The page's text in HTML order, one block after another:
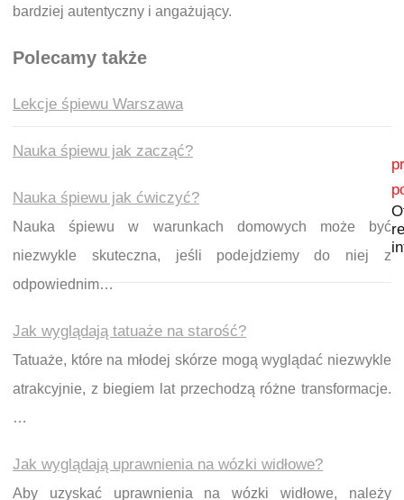
bardziej autentyczny i angażujący.
Polecamy także
Lekcje śpiewu Warszawa
Nauka śpiewu jak zacząć?
Nauka śpiewu jak ćwiczyć?
Nauka śpiewu w warunkach domowych może być
niezwykle skuteczna, jeśli podejdziemy do niej z
odpowiednim…
Jak wyglądają tatuaże na starość?
Tatuaże, które na młodej skórze mogą wyglądać niezwykle
atrakcyjnie, z biegiem lat przechodzą różne transformacje.
…
Jak wyglądają uprawnienia na wózki widłowe?
Aby uzyskać uprawnienia na wózki widłowe, należy
Nawigacja wpisu